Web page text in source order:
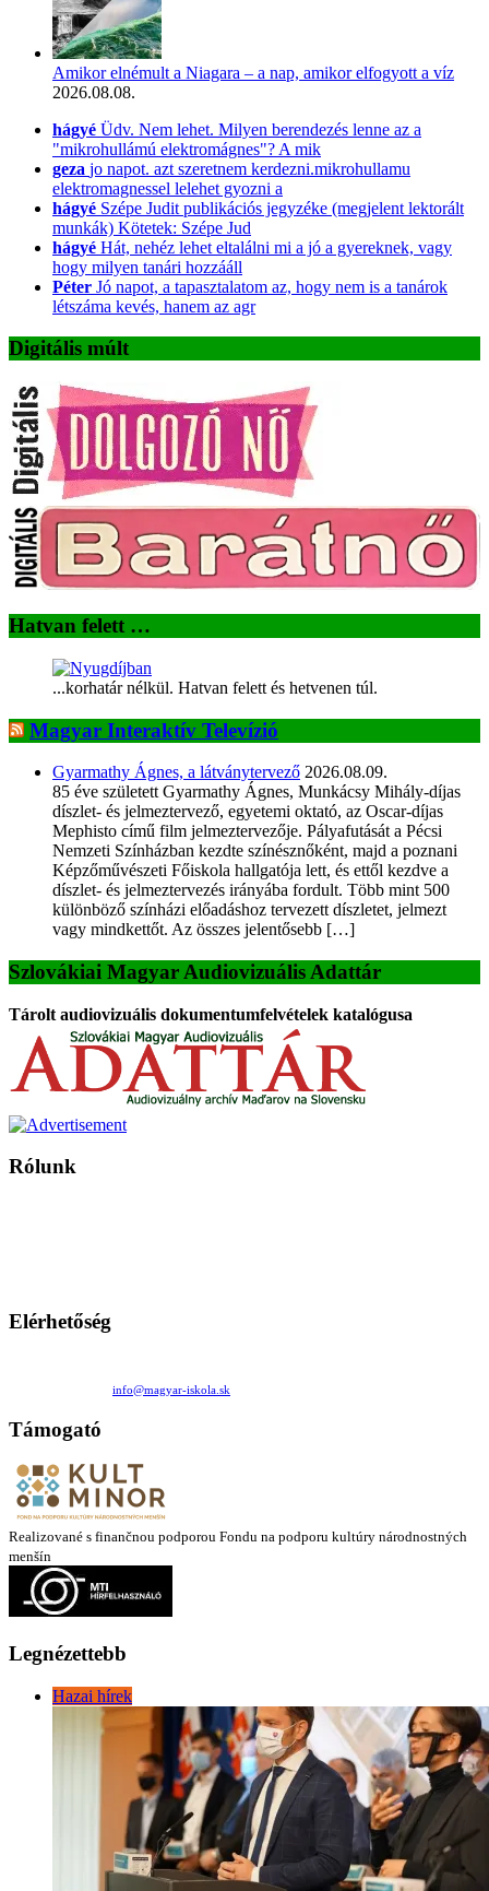
Amikor elnémult a Niagara – a nap, amikor elfogyott a víz
2026.08.08.
hágyé Üdv. Nem lehet. Milyen berendezés lenne az a
"mikrohullámú elektromágnes"? A mik
geza jo napot. azt szeretnem kerdezni.mikrohullamu
elektromagnessel lelehet gyozni a
hágyé Szépe Judit publikációs jegyzéke (megjelent lektorált
munkák) Kötetek: Szépe Jud
hágyé Hát, nehéz lehet eltalálni mi a jó a gyereknek, vagy
hogy milyen tanári hozzááll
Péter Jó napot, a tapasztalatom az, hogy nem is a tanárok
létszáma kevés, hanem az agr
Digitális múlt
Hatvan felett …
...korhatár nélkül. Hatvan felett és hetvenen túl.
Magyar Interaktív Televízió
Gyarmathy Ágnes, a látványtervező 2026.08.09.
85 éve született Gyarmathy Ágnes, Munkácsy Mihály-díjas
díszlet- és jelmeztervező, egyetemi oktató, az Oscar-díjas
Mephisto című film jelmeztervezője. Pályafutását a Pécsi
Nemzeti Színházban kezdte színésznőként, majd a poznani
Képzőművészeti Főiskola hallgatója lett, és ettől kezdve a
díszlet- és jelmeztervezés irányába fordult. Több mint 500
különböző színházi előadáshoz tervezett díszletet, jelmezt
vagy mindkettőt. Az összes jelentősebb […]
Szlovákiai Magyar Audiovizuális Adattár
Tárolt audiovizuális dokumentumfelvételek katalógusa
Rólunk
Elérhetőség
info@magyar-iskola.sk
Támogató
Realizované s finančnou podporou Fondu na podporu kultúry národnostných
menšín
Legnézettebb
Hazai hírek